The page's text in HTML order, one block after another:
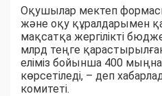
Оқушылар мектеп
және оқу құралдарымен
мақсатқа жергілікті
млрд теңге
еліміз бойынша 400
көрсетіледі, – деп
комитеті.